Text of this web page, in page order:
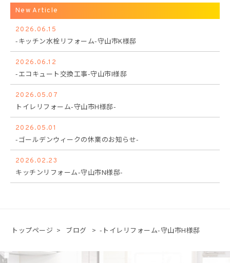
New Article
2026.06.15
-キッチン水栓リフォーム-守山市K様邸
2026.06.12
-エコキュート交換工事-守山市I様邸
2026.05.07
トイレリフォーム-守山市H様邸-
2026.05.01
-ゴールデンウィークの休業のお知らせ-
2026.02.23
キッチンリフォーム-守山市N様邸-
トップページ > ブログ > -トイレリフォーム-守山市H様邸